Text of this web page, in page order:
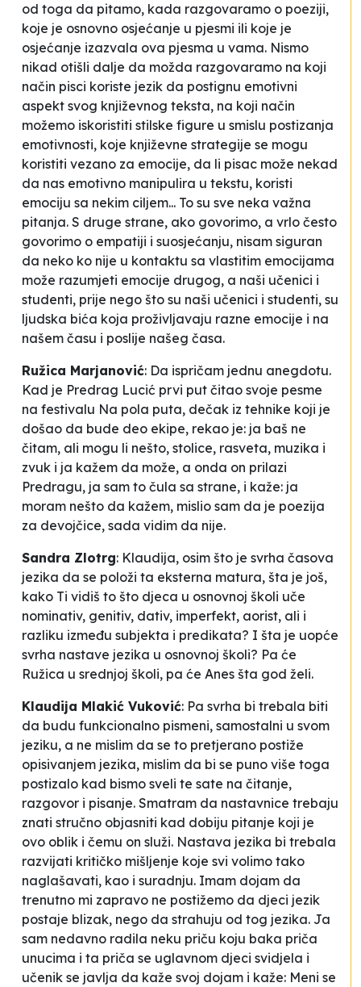
od toga da pitamo, kada razgovaramo o poeziji,
koje je osnovno osjećanje u pjesmi ili koje je
osjećanje izazvala ova pjesma u vama. Nismo
nikad otišli dalje da možda razgovaramo na koji
način pisci koriste jezik da postignu emotivni
aspekt svog književnog teksta, na koji način
možemo iskoristiti stilske figure u smislu postizanja
emotivnosti, koje književne strategije se mogu
koristiti vezano za emocije, da li pisac može nekad
da nas emotivno manipulira u tekstu, koristi
emociju sa nekim ciljem... To su sve neka važna
pitanja. S druge strane, ako govorimo, a vrlo često
govorimo o empatiji i suosjećanju, nisam siguran
da neko ko nije u kontaktu sa vlastitim emocijama
može razumjeti emocije drugog, a naši učenici i
studenti, prije nego što su naši učenici i studenti, su
ljudska bića koja proživljavaju razne emocije i na
našem času i poslije našeg časa.
Ružica Marjanović: Da ispričam jednu anegdotu.
Kad je Predrag Lucić prvi put čitao svoje pesme
na festivalu Na pola puta, dečak iz tehnike koji je
došao da bude deo ekipe, rekao je: ja baš ne
čitam, ali mogu li nešto, stolice, rasveta, muzika i
zvuk i ja kažem da može, a onda on prilazi
Predragu, ja sam to čula sa strane, i kaže: ja
moram nešto da kažem, mislio sam da je poezija
za devojčice, sada vidim da nije.
Sandra Zlotrg: Klaudija, osim što je svrha časova
jezika da se položi ta eksterna matura, šta je još,
kako Ti vidiš to što djeca u osnovnoj školi uče
nominativ, genitiv, dativ, imperfekt, aorist, ali i
razliku između subjekta i predikata? I šta je uopće
svrha nastave jezika u osnovnoj školi? Pa će
Ružica u srednjoj školi, pa će Anes šta god želi.
Klaudija Mlakić Vuković: Pa svrha bi trebala biti
da budu funkcionalno pismeni, samostalni u svom
jeziku, a ne mislim da se to pretjerano postiže
opisivanjem jezika, mislim da bi se puno više toga
postizalo kad bismo sveli te sate na čitanje,
razgovor i pisanje. Smatram da nastavnice trebaju
znati stručno objasniti kad dobiju pitanje koji je
ovo oblik i čemu on služi. Nastava jezika bi trebala
razvijati kritičko mišljenje koje svi volimo tako
naglašavati, kao i suradnju. Imam dojam da
trenutno mi zapravo ne postižemo da djeci jezik
postaje blizak, nego da strahuju od tog jezika. Ja
sam nedavno radila neku priču koju baka priča
unucima i ta priča se uglavnom djeci svidjela i
učenik se javlja da kaže svoj dojam i kaže: Meni se